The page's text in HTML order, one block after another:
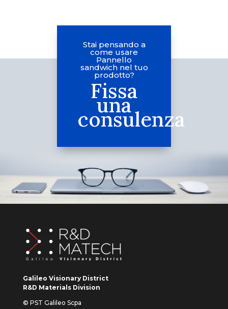
Stai pensando a
come usare
Pannello
sandwich nel tuo
prodotto?
Fissa
una
consulenza
Galileo Visionary District
R&D Materials Division
© PST Galileo Scpa